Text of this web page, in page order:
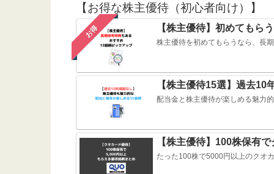
【お得な株主優待（初心者向け）】
お得 【株主優待】初めてもら
株主優待を初めてもらうなら、長
【株主優待15選】過去10
配当金と株主優待が楽しめる魅力
【株主優待】100株保有
たった100株で5000円以上のクオ